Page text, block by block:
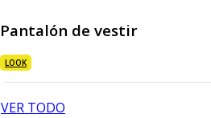
Pantalón de vestir
LOOK
VER TODO